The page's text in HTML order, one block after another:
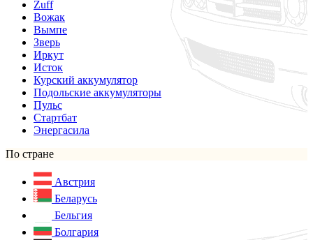
Zuff
Вожак
Вымпе
Зверь
Иркут
Исток
Курский аккумулятор
Подольские аккумуляторы
Пульс
Стартбат
Энергасила
По стране
Австрия
Беларусь
Бельгия
Болгария